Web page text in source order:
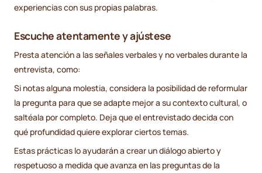
experiencias con sus propias palabras.
Escuche atentamente y ajústese
Presta atención a las señales verbales y no verbales durante la
entrevista, como:
Si notas alguna molestia, considera la posibilidad de reformular
la pregunta para que se adapte mejor a su contexto cultural, o
saltéala por completo. Deja que el entrevistado decida con
qué profundidad quiere explorar ciertos temas.
Estas prácticas lo ayudarán a crear un diálogo abierto y
respetuoso a medida que avanza en las preguntas de la